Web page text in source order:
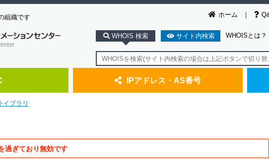
ホーム
組織です
WHOIS 検索 サイト内検索 WHOISとは？
IPアドレス・AS番号
イブラリ
過ぎており無効です